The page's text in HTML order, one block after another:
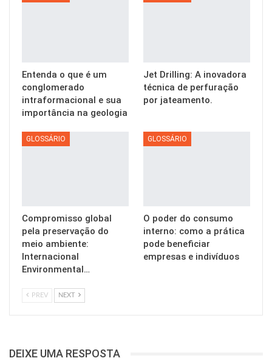
Entenda o que é um
conglomerado
intraformacional e sua
importância na geologia
Jet Drilling: A inovadora
técnica de perfuração
por jateamento.
GLOSSÁRIO
Compromisso global
pela preservação do
meio ambiente:
Internacional
Environmental…
GLOSSÁRIO
O poder do consumo
interno: como a prática
pode beneficiar
empresas e indivíduos
PREV NEXT
DEIXE UMA RESPOSTA